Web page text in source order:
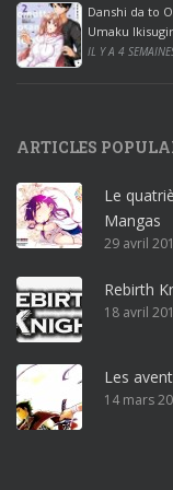
2
0
1
r
o
ff
i
c
e
3
r
Danshi da to
Umaku
IL Y A 4
ARTICLES
Le
Mangas
29 avril
Rebirth
18 avril
Les
14 mars